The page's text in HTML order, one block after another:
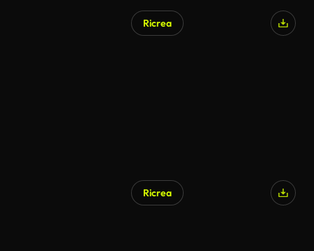
Ricrea
Ricrea